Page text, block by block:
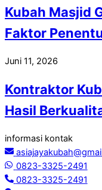
Kubah Masjid
Faktor
Juni 11, 2026
Kontraktor
Hasil
informasi kontak
0823-3325-2491
0823-3325-2491